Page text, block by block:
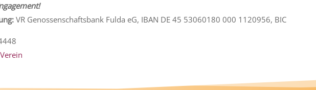
VR Genossenschaftsbank Fulda eG, IBAN DE 45 53060180 000 1120956, BIC